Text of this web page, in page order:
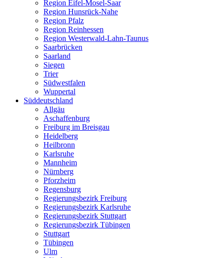
Region Eifel-Mosel-Saar
Region Hunsrück-Nahe
Region Pfalz
Region Reinhessen
Region Westerwald-Lahn-Taunus
Saarbrücken
Saarland
Siegen
Trier
Südwestfalen
Wuppertal
Süddeutschland
Allgäu
Aschaffenburg
Freiburg im Breisgau
Heidelberg
Heilbronn
Karlsruhe
Mannheim
Nürnberg
Pforzheim
Regensburg
Regierungsbezirk Freiburg
Regierungsbezirk Karlsruhe
Regierungsbezirk Stuttgart
Regierungsbezirk Tübingen
Stuttgart
Tübingen
Ulm